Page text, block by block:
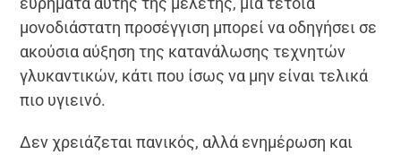
μονοδιάστατη προσέγγιση μπορεί να οδηγήσει σε
ακούσια αύξηση της κατανάλωσης τεχνητών
γλυκαντικών, κάτι που ίσως να μην είναι τελικά
πιο υγιεινό.
Δεν χρειάζεται πανικός, αλλά ενημέρωση και